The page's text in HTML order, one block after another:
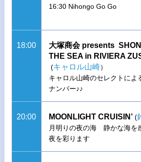
16:30 Nihongo Go Go
18:00
大塚商会 presents
THE SEA in RIVIERA
(キャロル山崎）
キャロル山崎のセレクトによ
ナンバー♪♪
20:00 MOONLIGHT CRUISIN’(
月明りの夜の海 静かな海を
夜を彩ります